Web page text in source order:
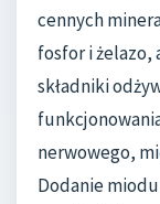
cennych
fosfor i żelazo,
składniki
nerwowego,
Dodanie